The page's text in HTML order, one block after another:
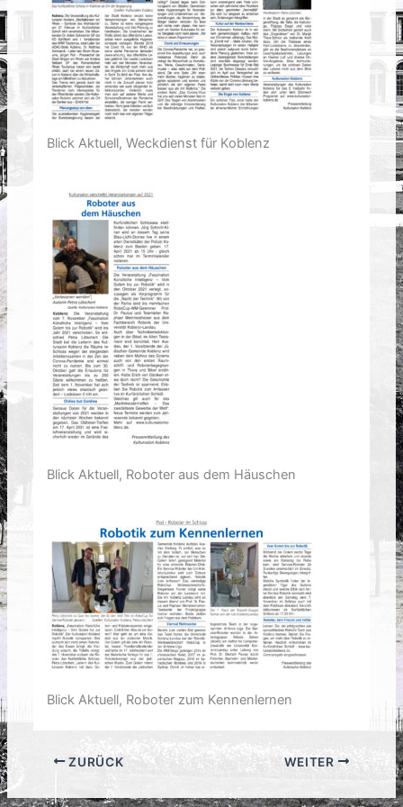
Blick Aktuell, Weckdienst für Koblenz
Blick Aktuell, Roboter aus dem Häuschen
Blick Aktuell, Roboter zum Kennenlernen
ZURÜCK WEITER